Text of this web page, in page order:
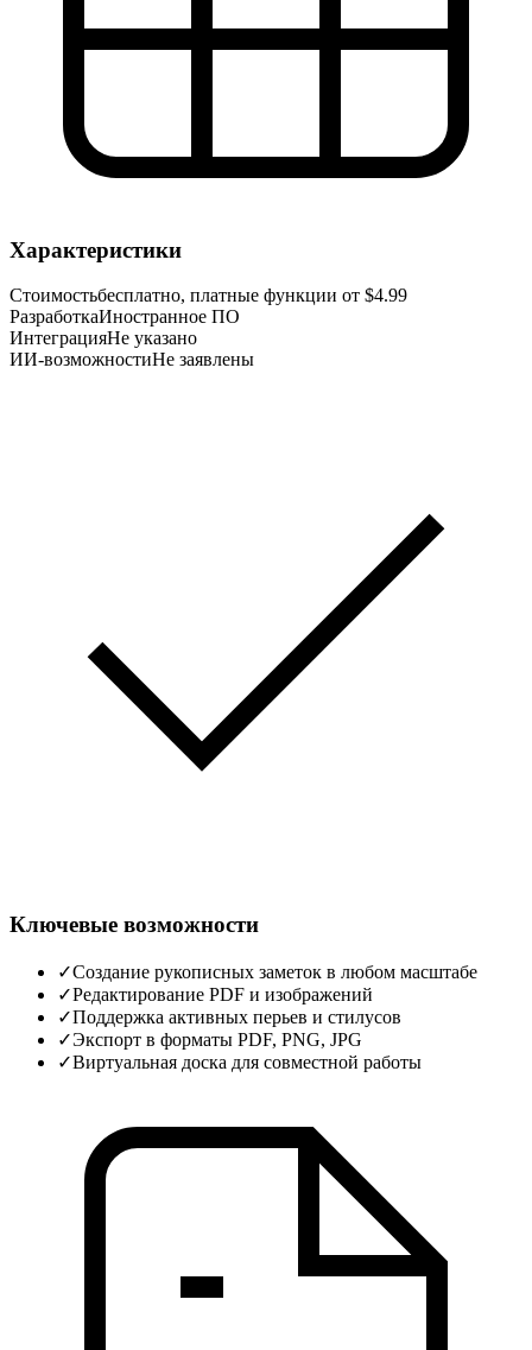
Характеристики
Стоимостьбесплатно, платные функции от $4.99
РазработкаИностранное ПО
ИнтеграцияНе указано
ИИ-возможностиНе заявлены
Ключевые возможности
✓Создание рукописных заметок в любом масштабе
✓Редактирование PDF и изображений
✓Поддержка активных перьев и стилусов
✓Экспорт в форматы PDF, PNG, JPG
✓Виртуальная доска для совместной работы